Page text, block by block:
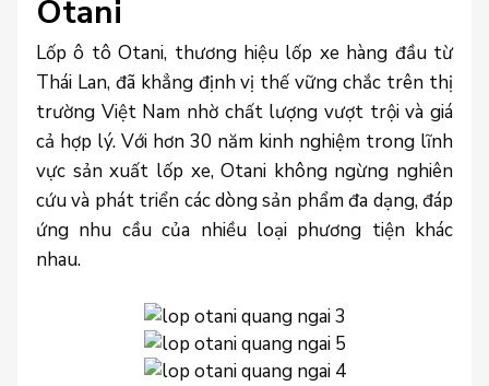
Otani
Lốp ô tô Otani, thương hiệu lốp xe hàng đầu từ
Thái Lan, đã khẳng định vị thế vững chắc trên thị
trường Việt Nam nhờ chất lượng vượt trội và giá
cả hợp lý. Với hơn 30 năm kinh nghiệm trong lĩnh
vực sản xuất lốp xe, Otani không ngừng nghiên
cứu và phát triển các dòng sản phẩm đa dạng, đáp
ứng nhu cầu của nhiều loại phương tiện khác
nhau.